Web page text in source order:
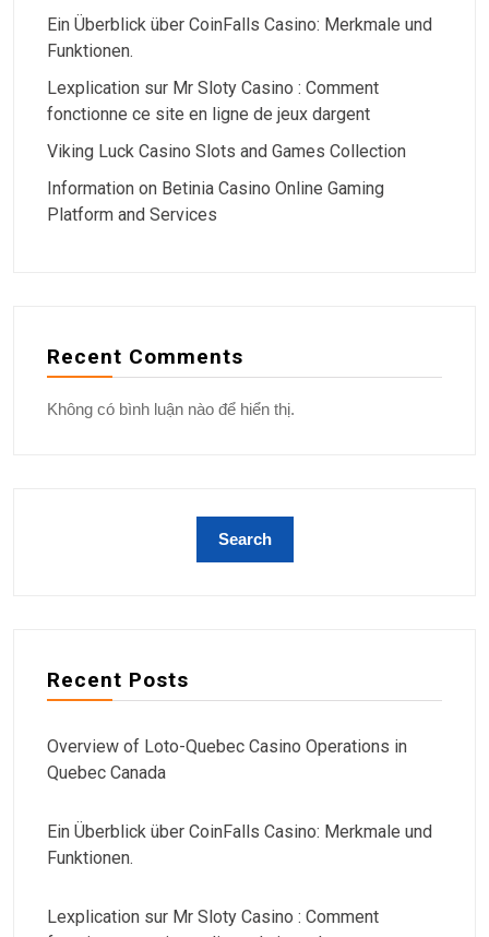
Ein Überblick über CoinFalls Casino: Merkmale und
Funktionen.
Lexplication sur Mr Sloty Casino : Comment
fonctionne ce site en ligne de jeux dargent
Viking Luck Casino Slots and Games Collection
Information on Betinia Casino Online Gaming
Platform and Services
Recent Comments
Không có bình luận nào để hiển thị.
Recent Posts
Overview of Loto-Quebec Casino Operations in
Quebec Canada
Ein Überblick über CoinFalls Casino: Merkmale und
Funktionen.
Lexplication sur Mr Sloty Casino : Comment